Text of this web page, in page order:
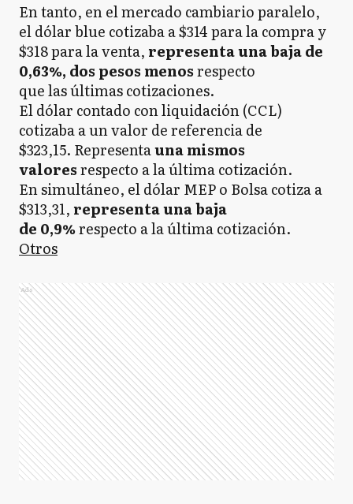
En tanto, en el mercado cambiario paralelo,
el dólar blue cotizaba a $314 para la compra y
$318 para la venta, representa una baja de
0,63%, dos pesos menosrespecto
que las últimas cotizaciones.
El dólar contado con liquidación (CCL)
cotizaba a un valor de referencia de
$323,15. Representauna mismos
valoresrespecto ala última cotización.
En simultáneo, el dólar MEP o Bolsa cotiza a
$313,31, representa una baja
de 0,9%respecto a la última cotización.
Otros
Ads